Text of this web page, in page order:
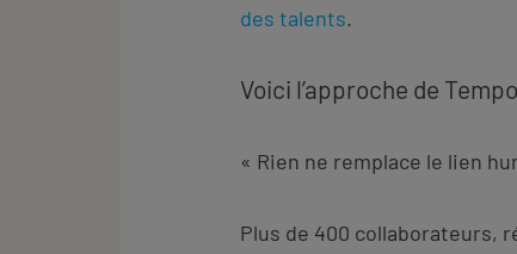
des talents.
Voici l’approche de
« Rien ne remplace le lien
Plus de 400 collaborateurs,